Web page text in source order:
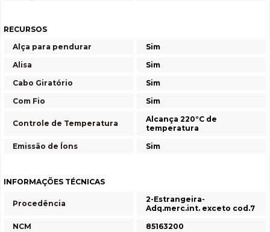
RECURSOS
Alça para pendurar
Sim
Alisa
Sim
Cabo Giratório
Sim
Com Fio
Sim
Controle de Temperatura
Alcança 220°C de
temperatura
Emissão de Íons
Sim
INFORMAÇÕES TÉCNICAS
Procedência
2-Estrangeira-
Adq.merc.int. exceto cod.7
NCM
85163200